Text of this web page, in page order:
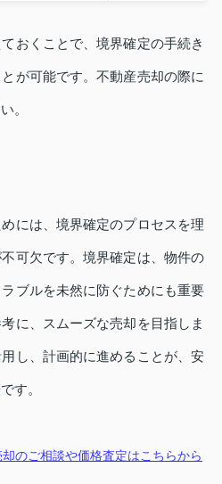
おくことで、境界確定の手続き
が可能です。不動産売却の際に
。
には、境界確定のプロセスを理
可欠です。境界確定は、物件の
ブルを未然に防ぐためにも重要
に、スムーズな売却を目指しま
し、計画的に進めることが、安
す。
のご相談や価格査定はこちらから